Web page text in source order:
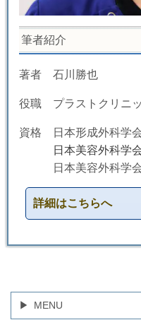
筆者紹介
著者 石川勝也
役職 プラストクリニ
資格 日本形成外科学
日本美容外科学
日本美容外科学会
詳細はこちらへ
MENU